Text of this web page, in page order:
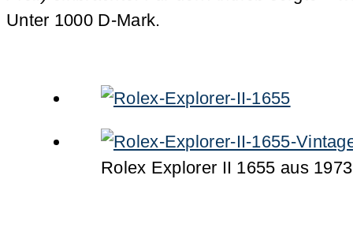
Unter 1000 D-Mark.
Rolex Explorer II 1655 aus